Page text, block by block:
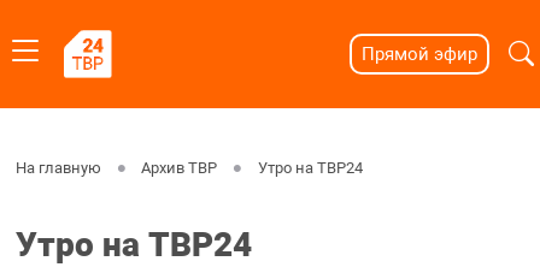
Прямой эфир
На главную Архив ТВР Утро на ТВР24
Утро на ТВР24